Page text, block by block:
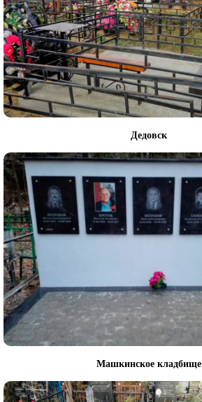
Дедовск
Машкинское кладбище